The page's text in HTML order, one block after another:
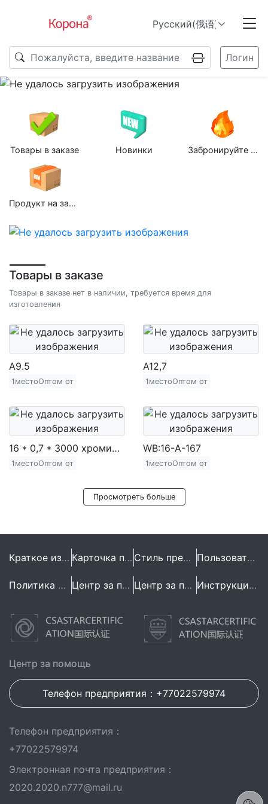
Логин
Previous
Товары в заказе Новинки Забронируйте групповую покупку
Продукт на заказ
Товары в заказе
Товары в заказе нет в наличии, требуется время для
изготовления
A9.5
1местоОптом от
A12,7
1местоОптом от
16 * 0,7 * 3000 хромированная железная труба (720 г)
1местоОптом от
WB:16-A-167
1местоОптом от
Просмотреть больше
Краткое изложение предприятия Карточка предприятия Стиль предприятия Пользовательское Соглашение
Политика конфиденциальности Центр за помощь Центр за помощь Инструкция по эксплуатации
Центр за помощь
Телефон предприятия：+77022579974
Телефон предприятия：
+77022579974
Электронная почта предприятия：
2020.2020.n777@mail.ru